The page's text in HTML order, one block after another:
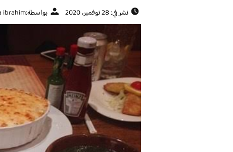
نشر في: 28 نوفمبر، 2020 بواسطة:ibrahim